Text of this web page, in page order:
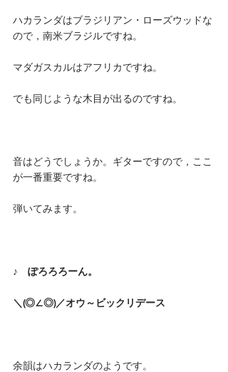
ハカランダはブラジリアン・ローズウッドな
ので，南米ブラジルですね。
マダガスカルはアフリカですね。
でも同じような木目が出るのですね。
音はどうでしょうか。ギターですので，ここ
が一番重要ですね。
弾いてみます。
♪　ぽろろろーん。
＼(◎∠◎)／オウ～ビックリデース
余韻はハカランダのようです。